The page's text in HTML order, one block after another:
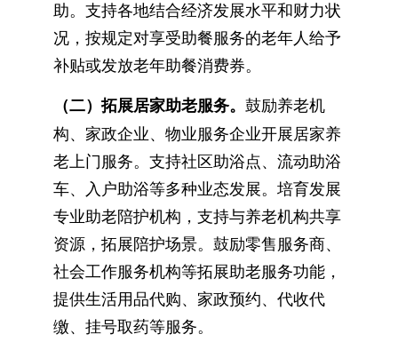
助。支持各地结合经济发展水平和财力状
况，按规定对享受助餐服务的老年人给予
补贴或发放老年助餐消费券。
（二）拓展居家助老服务。 鼓励养老机
构、家政企业、物业服务企业开展居家养
老上门服务。支持社区助浴点、流动助浴
车、入户助浴等多种业态发展。培育发展
专业助老陪护机构，支持与养老机构共享
资源，拓展陪护场景。鼓励零售服务商、
社会工作服务机构等拓展助老服务功能，
提供生活用品代购、家政预约、代收代
缴、挂号取药等服务。